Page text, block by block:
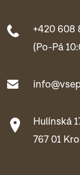
+420 608
(Po-Pá
Hulínská
767 01